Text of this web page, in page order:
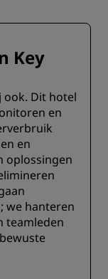
Key
ook. Dit hotel
en
en
oplossingen
we hanteren
teamleden